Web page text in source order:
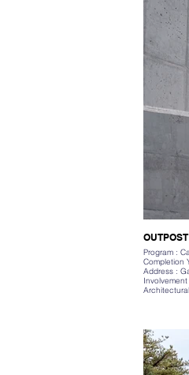
OUTPOST
Program :
Completion
Address :
Involvement